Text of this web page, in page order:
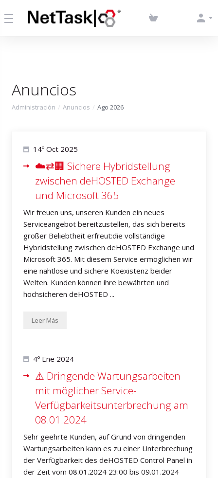
Anuncios
Administración Anuncios Ago 2026
14º Oct 2025
☁️⇄🏢 Sichere Hybridstellung
zwischen deHOSTED Exchange
und Microsoft 365
Wir freuen uns, unseren Kunden ein neues
Serviceangebot bereitzustellen, das sich bereits
großer Beliebtheit erfreut:die vollständige
Hybridstellung zwischen deHOSTED Exchange und
Microsoft 365. Mit diesem Service ermöglichen wir
eine nahtlose und sichere Koexistenz beider
Welten. Kunden können ihre bewährten und
hochsicheren deHOSTED ...
Leer Más
4º Ene 2024
⚠ Dringende Wartungsarbeiten
mit möglicher Service-
Verfügbarkeitsunterbrechung am
08.01.2024
Sehr geehrte Kunden, auf Grund von dringenden
Wartungsarbeiten kann es zu einer Unterbrechung
der Verfügbarkeit des deHOSTED Control Panel in
der Zeit vom 08.01.2024 23:00 bis 09.01.2024